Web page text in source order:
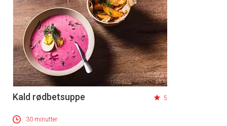
Kald rødbetsuppe 5
30 minutter